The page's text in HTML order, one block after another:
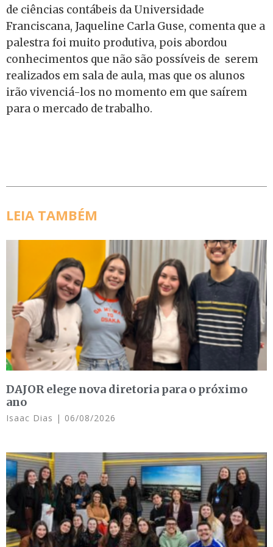
de ciências contábeis da Universidade
Franciscana, Jaqueline Carla Guse, comenta que a
palestra foi muito produtiva, pois abordou
conhecimentos que não são possíveis de serem
realizados em sala de aula, mas que os alunos
irão vivenciá-los no momento em que saírem
para o mercado de trabalho.
LEIA TAMBÉM
DAJOR elege nova diretoria para o próximo
ano
Isaac Dias 06/08/2026